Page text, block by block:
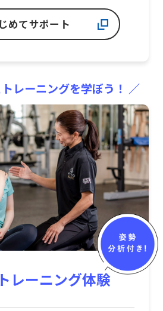
めてサポート
レーニングを学ぼう！ ／
レーニング体験
using
the
Automatic